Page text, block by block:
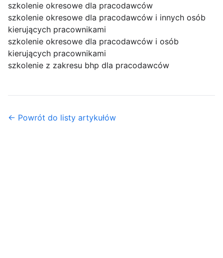
szkolenie okresowe dla pracodawców
szkolenie okresowe dla pracodawców i innych osób
kierujących pracownikami
szkolenie okresowe dla pracodawców i osób
kierujących pracownikami
szkolenie z zakresu bhp dla pracodawców
← Powrót do listy artykułów